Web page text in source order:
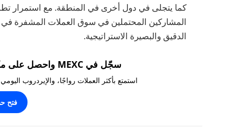
كما يتجلى في دول أخرى في المنطقة. مع استمرار
المشاركين المحتملين في سوق العملات المشفرة في
الدقيق والبصيرة الاستراتيجية.
سجّل في MEXC واحصل على مكافآت تصل إلى 10,000 USDT!
استمتع بأكثر العملات رواجًا، والإيردروب
فتح